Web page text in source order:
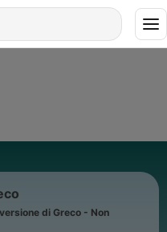
di Greco - Non